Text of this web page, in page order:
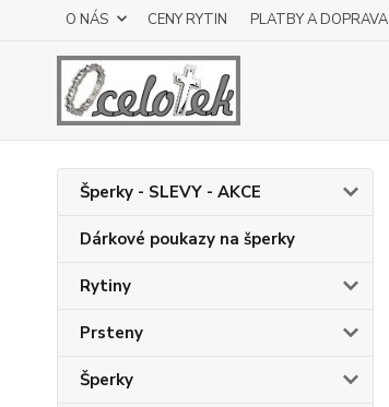
O NÁS CENY RYTIN PLATBY A DOPRAVA
Šperky - SLEVY - AKCE
Dárkové poukazy na šperky
Rytiny
Prsteny
Šperky